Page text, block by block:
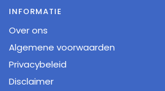
INFORMATIE
Over ons
Algemene voorwaarden
Privacybeleid
Disclaimer